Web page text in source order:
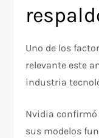
Uno de los
relevante este
industria
Nvidia confirmó
sus modelos